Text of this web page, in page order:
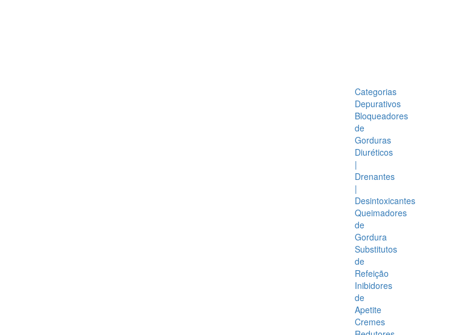
Categorias
Depurativos
Bloqueadores
de
Gorduras
Diuréticos
|
Drenantes
|
Desintoxicantes
Queimadores
de
Gordura
Substitutos
de
Refeição
Inibidores
de
Apetite
Cremes